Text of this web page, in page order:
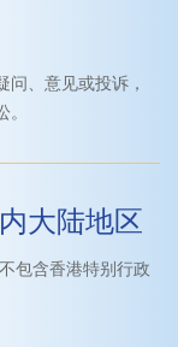
、意见或投诉，
大陆地区
包含香港特别行政